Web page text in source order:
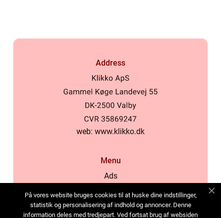
Address
web: www.klikko.dk
Menu
Ads
Cookies
Contact
På vores website bruges cookies til at huske dine indstillinger,
statistik og personalisering af indhold og annoncer. Denne
information deles med tredjepart. Ved fortsat brug af websiden